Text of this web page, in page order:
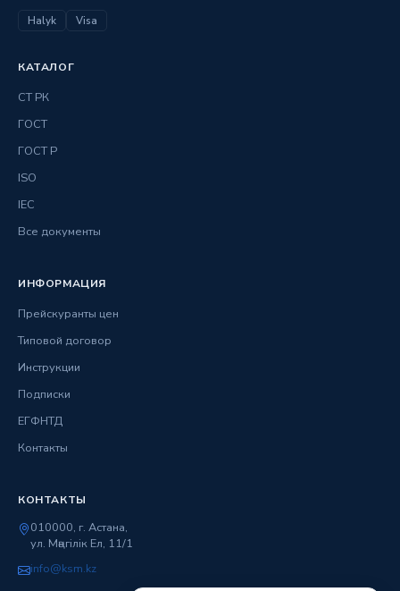
Halyk Visa
КАТАЛОГ
СТ РК
ГОСТ
ГОСТ Р
ISO
IEC
Все документы
ИНФОРМАЦИЯ
Прейскуранты цен
Типовой договор
Инструкции
Подписки
ЕГФНТД
Контакты
КОНТАКТЫ
010000, г. Астана,
ул. Мәңгілік Ел, 11/1
info@ksm.kz